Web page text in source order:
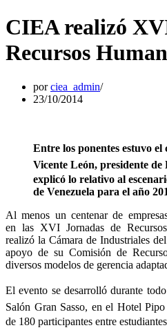
CIEA realizó
Recursos
porciea_admin
23/10/2014
Entre los ponentes estuvo
Vicente León, presidente de
explicó lo relativo al
de Venezuela para el año
Al menos un centenar de
en las XVI Jornadas de
realizó la Cámara de Industriales
apoyo de su Comisión de
diversos modelos de gerencia
El evento se desarrolló durante
Salón Gran Sasso, en el Hotel
de 180 participantes entre